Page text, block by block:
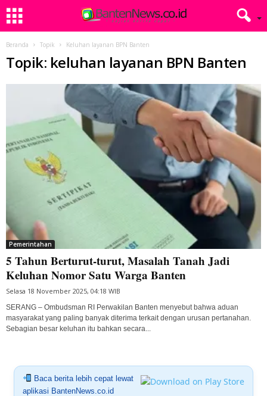
Beranda Topik Keluhan layanan BPN Banten
Topik: keluhan layanan BPN Banten
Pemerintahan
5 Tahun Berturut-turut, Masalah Tanah Jadi
Keluhan Nomor Satu Warga Banten
Selasa 18 November 2025, 04:18 WIB
SERANG – Ombudsman RI Perwakilan Banten menyebut bahwa aduan
masyarakat yang paling banyak diterima terkait dengan urusan pertanahan.
Sebagian besar keluhan itu bahkan secara...
Baca berita lebih cepat lewat
aplikasi BantenNews.co.id